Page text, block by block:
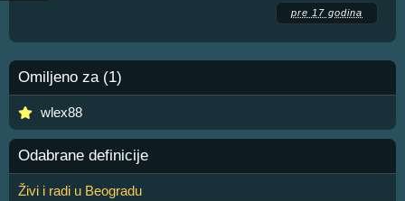
pre 17 godina
Omiljeno za (1)
wlex88
Odabrane definicije
Živi i radi u Beogradu